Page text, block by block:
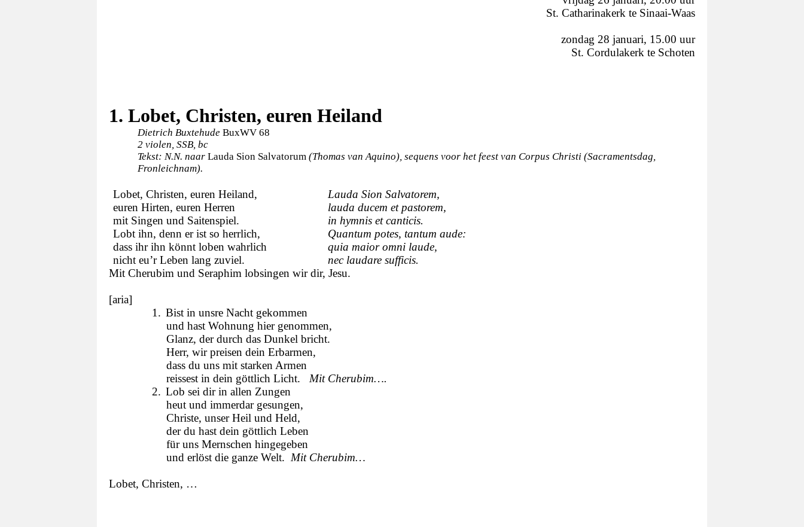
St. Catharinakerk te Sinaai-Waas
zondag 28 januari, 15.00 uur
St. Cordulakerk te Schoten
1. Lobet, Christen, euren Heiland
Dietrich Buxtehude BuxWV 68
2 violen, SSB, bc
Tekst: N.N. naar Lauda Sion Salvatorum (Thomas van Aquino), sequens voor het feest van Corpus Christi (Sacramentsdag,
Fronleichnam).
Lobet, Christen, euren Heiland,
euren Hirten, euren Herren
mit Singen und Saitenspiel.
Lobt ihn, denn er ist so herrlich,
dass ihr ihn könnt loben wahrlich
nicht eu’r Leben lang zuviel.
Lauda Sion Salvatorem,
lauda ducem et pastorem,
in hymnis et canticis.
Quantum potes, tantum aude:
quia maior omni laude,
nec laudare sufficis.
Mit Cherubim und Seraphim lobsingen wir dir, Jesu.
[aria]
1. Bist in unsre Nacht gekommen
und hast Wohnung hier genommen,
Glanz, der durch das Dunkel bricht.
Herr, wir preisen dein Erbarmen,
dass du uns mit starken Armen
reissest in dein göttlich Licht. Mit Cherubim….
2. Lob sei dir in allen Zungen
heut und immerdar gesungen,
Christe, unser Heil und Held,
der du hast dein göttlich Leben
für uns Mernschen hingegeben
und erlöst die ganze Welt. Mit Cherubim…
Lobet, Christen, …